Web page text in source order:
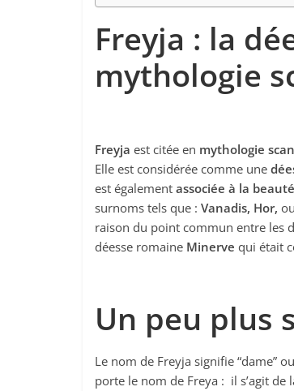
Freyja : la
mythologie
Freyja est citée en mythologie
Elle est considérée comme une
est également associée à la
surnoms tels que : Vanadis, Hor,
raison du point commun entre les
déesse romaine Minerve qui était
Un peu plus
Le nom de Freyja signifie “dame”
porte le nom de Freya : il s’agit